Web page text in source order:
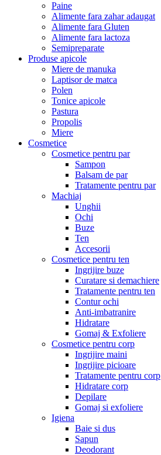
Paine
Alimente fara zahar adaugat
Alimente fara Gluten
Alimente fara lactoza
Semipreparate
Produse apicole
Miere de manuka
Laptisor de matca
Polen
Tonice apicole
Pastura
Propolis
Miere
Cosmetice
Cosmetice pentru par
Sampon
Balsam de par
Tratamente pentru par
Machiaj
Unghii
Ochi
Buze
Ten
Accesorii
Cosmetice pentru ten
Ingrijire buze
Curatare si demachiere
Tratamente pentru ten
Contur ochi
Anti-imbatranire
Hidratare
Gomaj & Exfoliere
Cosmetice pentru corp
Ingrijire maini
Ingrijire picioare
Tratamente pentru corp
Hidratare corp
Depilare
Gomaj si exfoliere
Igiena
Baie si dus
Sapun
Deodorant